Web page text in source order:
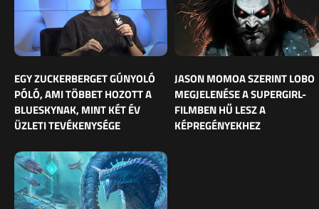
EGY ZUCKERBERGET GÚNYOLÓ
PÓLÓ, AMI TÖBBET HOZOTT A
BLUESKYNAK, MINT KÉT ÉV
ÜZLETI TEVÉKENYSÉGE
JASON MOMOA SZERINT LOBO
MEGJELENÉSE A SUPERGIRL-
FILMBEN HŰ LESZ A
KÉPREGÉNYEKHEZ